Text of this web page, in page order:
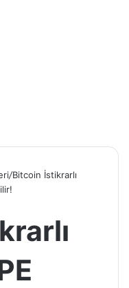
/Bitcoin İstikrarlı